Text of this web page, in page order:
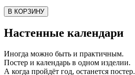
В КОРЗИНУ
Настенные календари
Иногда можно быть и практичным.
Постер и календарь в одном изделии.
А когда пройдёт год, останется постер.